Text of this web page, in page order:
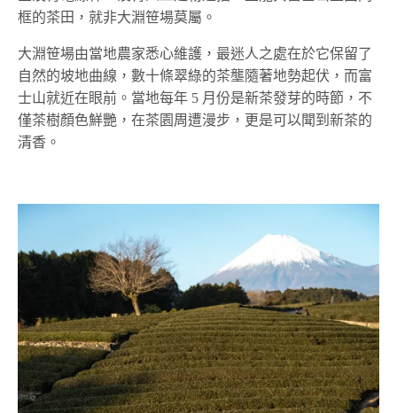
框的茶田，就非大淵笹場莫屬。
大淵笹場由當地農家悉心維護，最迷人之處在於它保留了
自然的坡地曲線，數十條翠綠的茶壟隨著地勢起伏，而富
士山就近在眼前。當地每年 5 月份是新茶發芽的時節，不
僅茶樹顏色鮮艷，在茶園周遭漫步，更是可以聞到新茶的
清香。